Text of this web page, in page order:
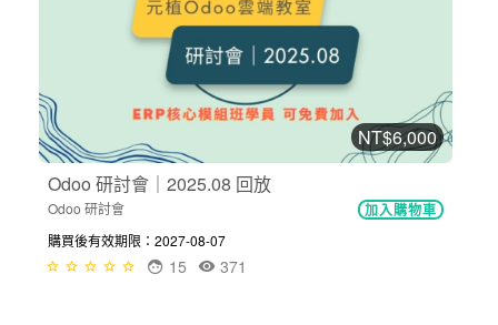
NT$6,000
Odoo 研討會｜2025.08 回放
Odoo 研討會 加入購物車
購買後有效期限：2027-08-07
371
15